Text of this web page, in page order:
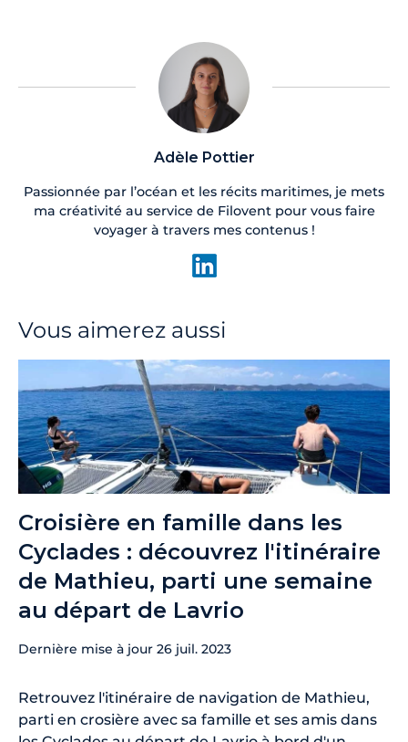
Adèle Pottier
Passionnée par l’océan et les récits maritimes, je mets
ma créativité au service de Filovent pour vous faire
voyager à travers mes contenus !
Vous aimerez aussi
Croisière en famille dans les
Cyclades : découvrez l'itinéraire
de Mathieu, parti une semaine
au départ de Lavrio
Dernière mise à jour 26 juil. 2023
Retrouvez l'itinéraire de navigation de Mathieu,
parti en crosière avec sa famille et ses amis dans